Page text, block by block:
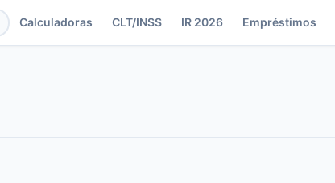
Calculadoras CLT/INSS IR 2026 Empréstimos